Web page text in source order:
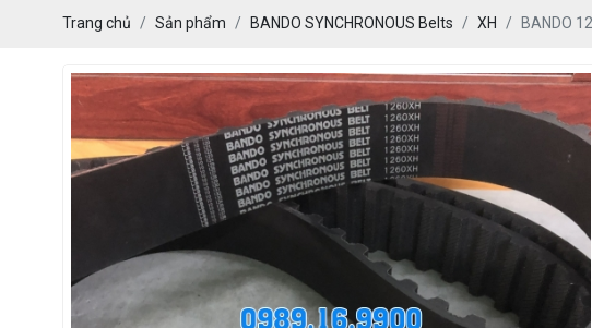
Trang chủ Sản phẩm BANDO SYNCHRONOUS Belts XH BANDO